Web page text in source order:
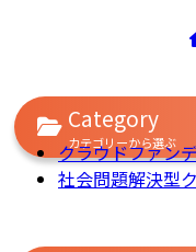
Category
カテゴリーから選ぶ
クラウドファン
社会問題解決型